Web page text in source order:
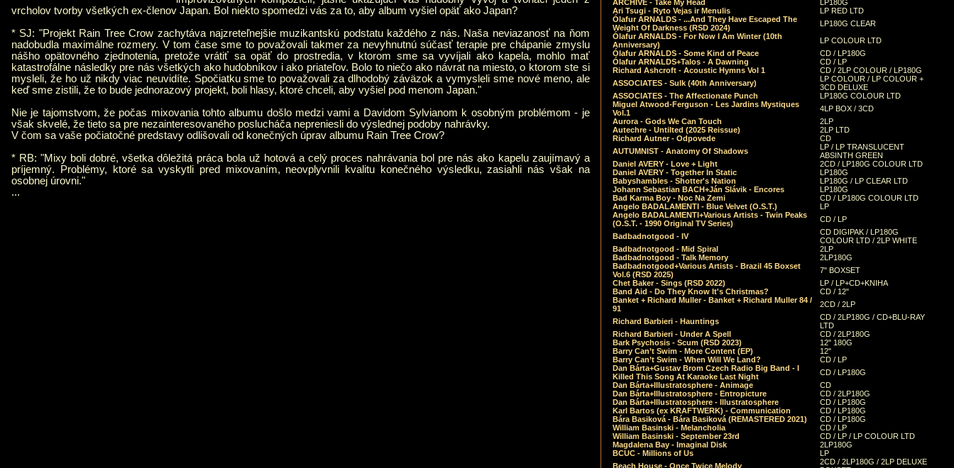
vrcholov tvorby všetkých ex-členov Japan. Bol niekto spomedzi vás za to, aby album vyšiel opäť ako Japan?
* SJ: "Projekt Rain Tree Crow zachytáva najzreteľnejšie muzikantskú podstatu každého z nás. Naša neviazanosť na ňom
nadobudla maximálne rozmery. V tom čase sme to považovali takmer za nevyhnutnú súčasť terapie pre chápanie zmyslu
nášho opätovného zjednotenia, pretože vrátiť sa opäť do prostredia, v ktorom sme sa vyvíjali ako kapela, mohlo mať
katastrofálne následky pre nás všetkých ako hudobníkov i ako priateľov. Bolo to niečo ako návrat na miesto, o ktorom ste si
mysleli, že ho už nikdy viac neuvidíte. Spočiatku sme to považovali za dlhodobý záväzok a vymysleli sme nové meno, ale
keď sme zistili, že to bude jednorazový projekt, boli hlasy, ktoré chceli, aby vyšiel pod menom Japan."
Nie je tajomstvom, že počas mixovania tohto albumu došlo medzi vami a Davidom Sylvianom k osobným problémom - je
však skvelé, že tieto sa pre nezainteresovaného poslucháča nepreniesli do výslednej podoby nahrávky.
V čom sa vaše počiatočné predstavy odlišovali od konečných úprav albumu Rain Tree Crow?
* RB: "Mixy boli dobré, všetka dôležitá práca bola už hotová a celý proces nahrávania bol pre nás ako kapelu zaujímavý a
príjemný. Problémy, ktoré sa vyskytli pred mixovaním, neovplyvnili kvalitu konečného výsledku, zasiahli nás však na
osobnej úrovni."
...
ARCHIVE - Take My Head
LP180G
Ari Tsugi - Ryto Vejas ir Menulis
LP RED LTD
Ólafur ARNALDS - ...And They Have Escaped The
Weight Of Darkness (RSD 2024)
LP180G CLEAR
Ólafur ARNALDS - For Now I Am Winter (10th
Anniversary)
LP COLOUR LTD
Ólafur ARNALDS - Some Kind of Peace
CD / LP180G
Ólafur ARNALDS+Talos - A Dawning
CD / LP
Richard Ashcroft - Acoustic Hymns Vol 1
CD / 2LP COLOUR / LP180G
ASSOCIATES - Sulk (40th Anniversary)
LP COLOUR / LP COLOUR +
3CD DELUXE
ASSOCIATES - The Affectionate Punch
LP180G COLOUR LTD
Miguel Atwood-Ferguson - Les Jardins Mystiques
Vol.1
4LP BOX / 3CD
Aurora - Gods We Can Touch
2LP
Autechre - Untilted (2025 Reissue)
2LP LTD
Richard Autner - Odpovede
CD
AUTUMNIST - Anatomy Of Shadows
LP / LP TRANSLUCENT
ABSINTH GREEN
Daniel AVERY - Love + Light
2CD / LP180G COLOUR LTD
Daniel AVERY - Together In Static
LP180G
Babyshambles - Shotter's Nation
LP180G / LP CLEAR LTD
Johann Sebastian BACH+Ján Slávik - Encores
LP180G
Bad Karma Boy - Noc Na Zemi
CD / LP180G COLOUR LTD
Angelo BADALAMENTI - Blue Velvet (O.S.T.)
LP
Angelo BADALAMENTI+Various Artists - Twin Peaks
(O.S.T. - 1990 Original TV Series)
CD / LP
Badbadnotgood - IV
CD DIGIPAK / LP180G
COLOUR LTD / 2LP WHITE
Badbadnotgood - Mid Spiral
2LP
Badbadnotgood - Talk Memory
2LP180G
Badbadnotgood+Various Artists - Brazil 45 Boxset
Vol.6 (RSD 2025)
7" BOXSET
Chet Baker - Sings (RSD 2022)
LP / LP+CD+KNIHA
Band Aid - Do They Know It's Christmas?
CD / 12"
Banket + Richard Muller - Banket + Richard Muller 84 /
91
2CD / 2LP
Richard Barbieri - Hauntings
CD / 2LP180G / CD+BLU-RAY
LTD
Richard Barbieri - Under A Spell
CD / 2LP180G
Bark Psychosis - Scum (RSD 2023)
12" 180G
Barry Can’t Swim - More Content (EP)
12"
Barry Can’t Swim - When Will We Land?
CD / LP
Dan Bárta+Gustav Brom Czech Radio Big Band - I
Killed This Song At Karaoke Last Night
CD / LP180G
Dan Bárta+Illustratosphere - Animage
CD
Dan Bárta+Illustratosphere - Entropicture
CD / 2LP180G
Dan Bárta+Illustratosphere - Illustratosphere
CD / LP180G
Karl Bartos (ex KRAFTWERK) - Communication
CD / LP180G
Bára Basiková - Bára Basiková (REMASTERED 2021)
CD / LP180G
William Basinski - Melancholia
CD / LP
William Basinski - September 23rd
CD / LP / LP COLOUR LTD
Magdalena Bay - Imaginal Disk
2LP180G
BCUC - Millions of Us
LP
Beach House - Once Twice Melody
2CD / 2LP180G / 2LP DELUXE